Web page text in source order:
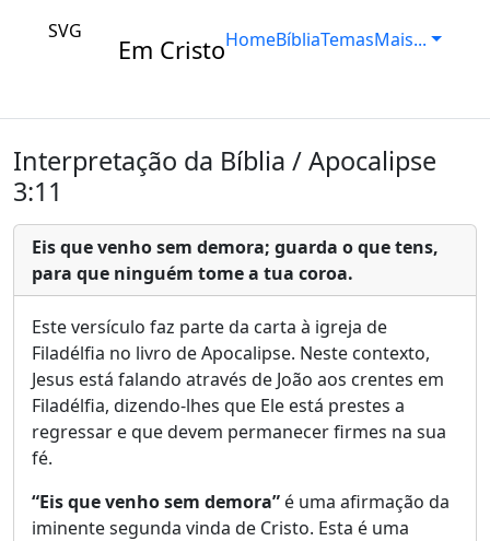
SVG
Em CristoHomeBíbliaTemasMais...
Interpretação da Bíblia / Apocalipse
3:11
Eis que venho sem demora; guarda o que tens,
para que ninguém tome a tua coroa.
Este versículo faz parte da carta à igreja de
Filadélfia no livro de Apocalipse. Neste contexto,
Jesus está falando através de João aos crentes em
Filadélfia, dizendo-lhes que Ele está prestes a
regressar e que devem permanecer firmes na sua
fé.
“Eis que venho sem demora” é uma afirmação da
iminente segunda vinda de Cristo. Esta é uma